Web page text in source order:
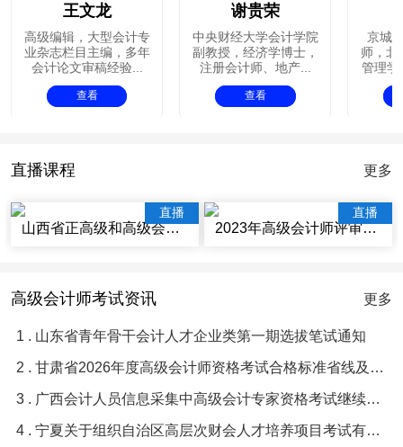
王文龙
高级编辑，大型会计专
业杂志栏目主编，多年
会计论文审稿经验...
查看
谢贵荣
中央财经大学会计学院
副教授，经济学博士，
注册会计师、地产...
查看
京城
师，北
管理学
直播课程 更多
直播
山西省正高级和高级会计师评审辅导视频讲座
直播
2023年高级会计师评审辅导视频课程
高级会计师考试资讯 更多
1 . 山东省青年骨干会计人才企业类第一期选拔笔试通知
2 . 甘肃省2026年度高级会计师资格考试合格标准省线及及格人员名单等有关问题的通知
3 . 广西会计人员信息采集中高级会计专家资格考试继续教育常见问题与解答
4 . 宁夏关于组织自治区高层次财会人才培养项目考试有关事项的通知